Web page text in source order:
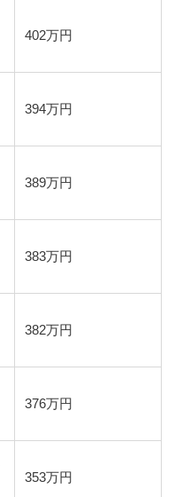
402万円
394万円
389万円
383万円
382万円
376万円
353万円